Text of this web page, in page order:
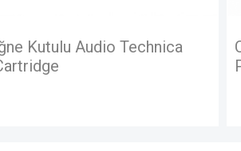
Crownwell Turntable Record
Player Vegas A-11